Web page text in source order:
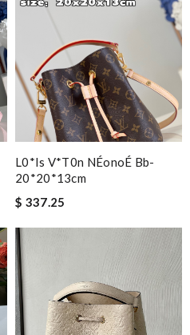
L0*is V*t0n NÉonoÉ Bb-
20*20*13cm
$ 337.25